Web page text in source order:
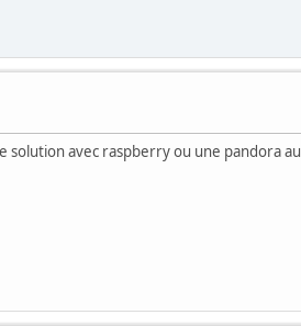
solution avec raspberry ou une pandora au